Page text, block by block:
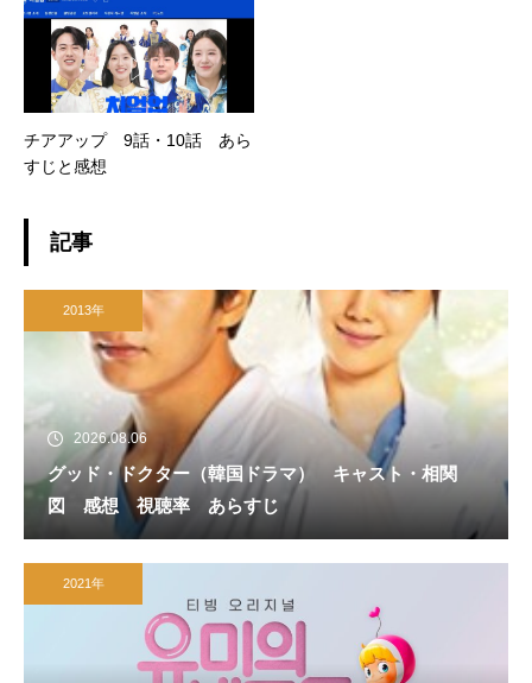
チアアップ 9話・10話 あら
すじと感想
記事
2013年
2026.08.06
グッド・ドクター（韓国ドラマ） キャスト・相関
図 感想 視聴率 あらすじ
2021年